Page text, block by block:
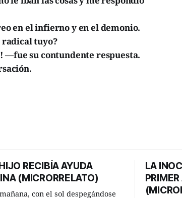
en el infierno y en el demonio.
radical tuyo?
—fue su contundente respuesta.
RECIBÍA AYUDA
(MICRORRELATO)
con el sol despegándose
LA